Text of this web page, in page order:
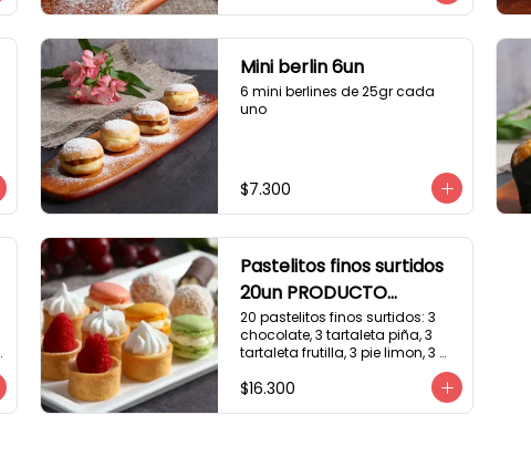
Mini berlin 6un
6 mini berlines de 25gr cada
uno
$7.300
Pastelitos finos surtidos
20un PRODUCTO
DELICADO
20 pastelitos finos surtidos: 3
chocolate, 3 tartaleta piña, 3
tartaleta frutilla, 3 pie limon, 3
chocolate crema, 2
$16.300